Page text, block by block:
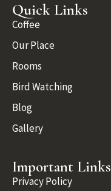
Quick Links
Coffee
Our Place
Rooms
Bird Watching
Blog
Gallery
Important Links
Privacy Policy